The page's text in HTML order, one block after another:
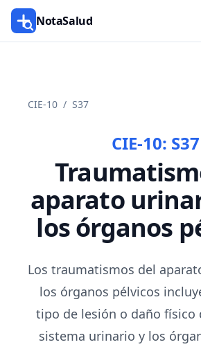
NotaSalud
CIE-10 / S37
CIE-10: S37
aparato
los órganos
Los traumatismos del
los órganos pélvicos
tipo de lesión o daño físico
sistema urinario y los